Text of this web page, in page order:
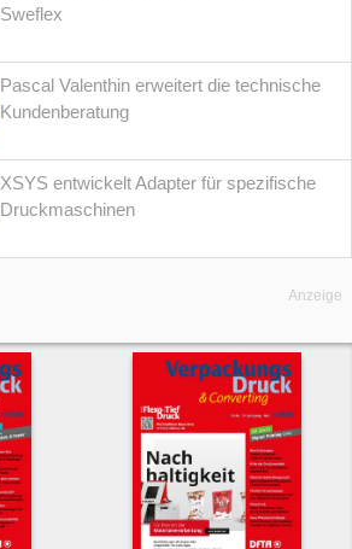
Sweflex
Pascal Valenthin erweitert die technische
Kundenberatung
XSYS entwickelt Adapter für spezifische
Druckmaschinen
Anzeige